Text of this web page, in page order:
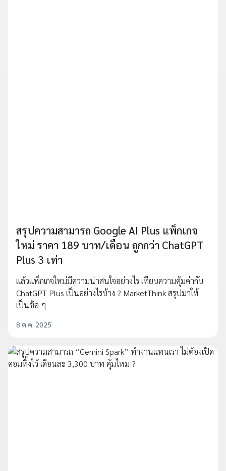
สรุปความสามารถ Google AI Plus แพ็กเกจ
ใหม่ ราคา 189 บาท/เดือน ถูกกว่า ChatGPT
Plus 3 เท่า
แล้วแพ็กเกจใหม่มีความน่าสนใจอย่างไร เทียบความคุ้มค่ากับ
ChatGPT Plus เป็นอย่างไรบ้าง ? MarketThink สรุปมาให้
เป็นข้อ ๆ
8 ต.ค. 2025